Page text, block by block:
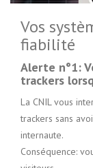
Vos
fiabilité
Alerte n°1:
trackers
La CNIL vous
trackers sans
internaute.
Conséquence: